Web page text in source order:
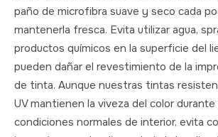
paño de microfibra suave y seco cada
mantenerla fresca. Evita utilizar agua,
productos químicos en la superficie del
pueden dañar el revestimiento de la
de tinta. Aunque nuestras tintas
UV mantienen la viveza del color
condiciones normales de interior, evita